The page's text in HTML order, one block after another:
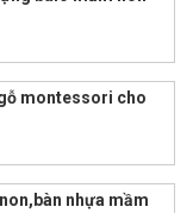
montessori cho
nhựa mầm